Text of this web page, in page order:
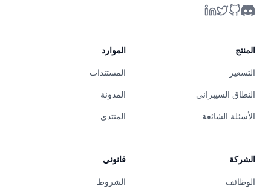
المنتج
التسعير
النطاق السيبراني
الأسئلة الشائعة
الموارد
المستندات
المدونة
المنتدى
الشركة
الوظائف
قانوني
الشروط